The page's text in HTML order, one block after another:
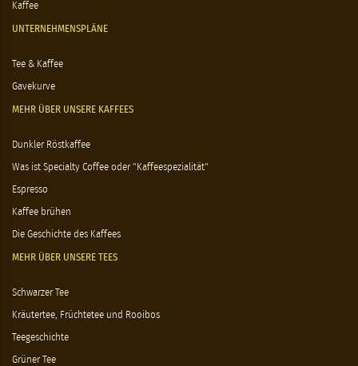
Kaffee
UNTERNEHMENSPLÄNE
Tee & Kaffee
Gavekurve
MEHR ÜBER UNSERE KAFFEES
Dunkler Röstkaffee
Was ist Specialty Coffee oder "Kaffeespezialität"
Espresso
Kaffee brühen
Die Geschichte des Kaffees
MEHR ÜBER UNSERE TEES
Schwarzer Tee
Kräutertee, Früchtetee und Rooibos
Teegeschichte
Grüner Tee